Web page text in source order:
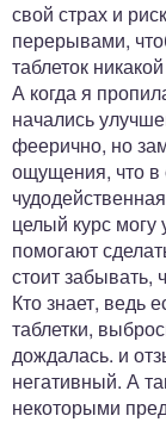
свой страх и
перерывами,
таблеток
А когда я
начались
феерично, но
ощущения, что в
целый курс могу
помогают
стоит забывать,
Кто знает, ведь
таблетки,
дождалась. и
негативный. А
некоторыми